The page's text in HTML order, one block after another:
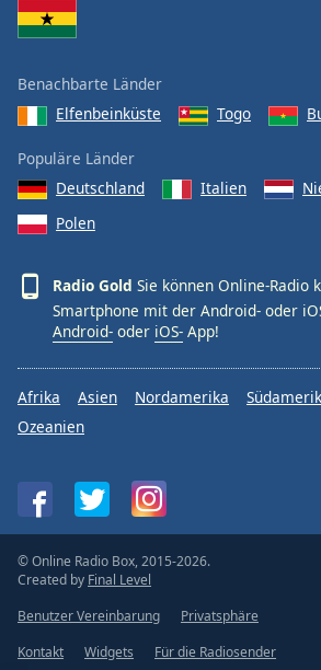
Benachbarte Länder
Elfenbeinküste
Togo
Populäre Länder
Deutschland
Italien
Polen
Radio Gold Sie können Online-Radio
Smartphone mit der Android- oder
Android- oder iOS- App!
Afrika Asien Nordamerika
Ozeanien
© Online Radio Box, 2015-2026.
Created by Final Level
Benutzer Vereinbarung
Privatsphäre
Kontakt
Widgets Für die Radiosender